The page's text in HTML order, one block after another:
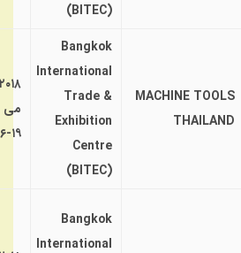
(BITEC)
MACHINE TOOLS
THAILAND
Bangkok
International
Trade &
Exhibition
Centre
(BITEC)
۲۰۱۸
می
۱۹-۱۶
Bangkok
International